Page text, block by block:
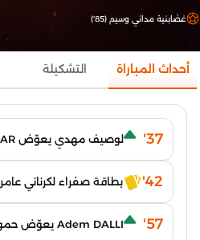
غضابنية مداني وسيم (85')
أحداث المباراة التشكيلة
37' لوصيف مهدي يعوّض NACER ISLAM BOUCHAR
42' بطاقة صفراء لكرناني عامر
57' Adem DALLI يعوّض حمودي شمس الدين